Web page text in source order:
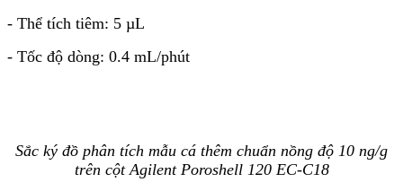
- Thể tích tiêm: 5 µL
- Tốc độ dòng: 0.4 mL/phút
Sắc ký đồ phân tích mẫu cá thêm chuẩn nồng độ 10 ng/g
trên cột Agilent Poroshell 120 EC-C18